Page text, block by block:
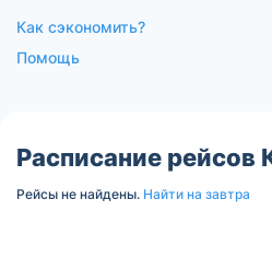
Как сэкономить?
Помощь
Расписание рейсов
Рейсы не найдены. Найти на завтра